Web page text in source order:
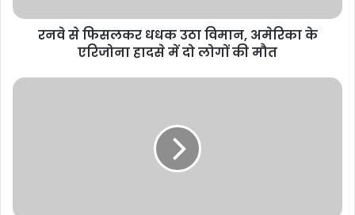
रनवे से फिसलकर धधक उठा विमान, अमेरिका के
एरिजोना हादसे में दो लोगों की मौत